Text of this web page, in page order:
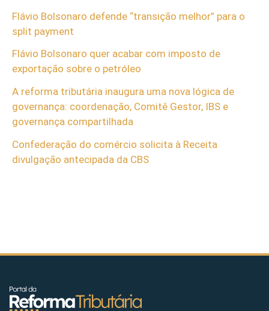
Flávio Bolsonaro defende “transição melhor” para o
split payment
Flávio Bolsonaro quer acabar com imposto de
exportação sobre o petróleo
A reforma tributária inaugura uma nova lógica de
governança: coordenação, Comitê Gestor, IBS e
governança compartilhada
Confederação do comércio solicita à Receita
divulgação antecipada da CBS